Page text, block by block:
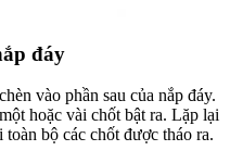
đáy
vào phần sau của nắp đáy.
hoặc vài chốt bật ra. Lặp lại
bộ các chốt được tháo ra.